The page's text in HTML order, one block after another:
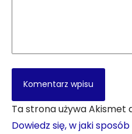
Komentarz wpisu
Ta strona używa Akismet
Dowiedz się, w jaki